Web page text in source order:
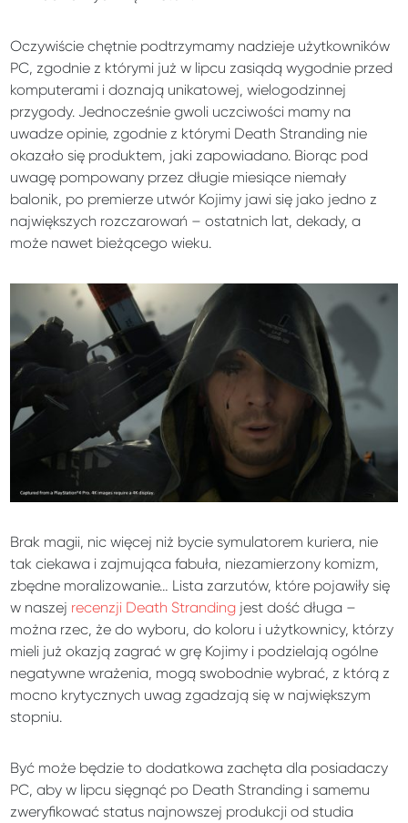
Oczywiście chętnie podtrzymamy nadzieje użytkowników
PC, zgodnie z którymi już w lipcu zasiądą wygodnie przed
komputerami i doznają unikatowej, wielogodzinnej
przygody. Jednocześnie gwoli uczciwości mamy na
uwadze opinie, zgodnie z którymi Death Stranding nie
okazało się produktem, jaki zapowiadano. Biorąc pod
uwagę pompowany przez długie miesiące niemały
balonik, po premierze utwór Kojimy jawi się jako jedno z
największych rozczarowań – ostatnich lat, dekady, a
może nawet bieżącego wieku.
Brak magii, nic więcej niż bycie symulatorem kuriera, nie
tak ciekawa i zajmująca fabuła, niezamierzony komizm,
zbędne moralizowanie… Lista zarzutów, które pojawiły się
w naszej recenzji Death Stranding jest dość długa –
można rzec, że do wyboru, do koloru i użytkownicy, którzy
mieli już okazją zagrać w grę Kojimy i podzielają ogólne
negatywne wrażenia, mogą swobodnie wybrać, z którą z
mocno krytycznych uwag zgadzają się w największym
stopniu.
Być może będzie to dodatkowa zachęta dla posiadaczy
PC, aby w lipcu sięgnąć po Death Stranding i samemu
zweryfikować status najnowszej produkcji od studia